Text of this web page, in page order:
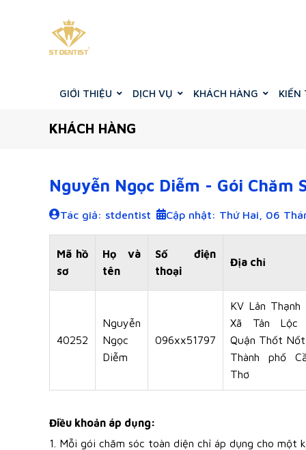
GIỚI THIỆU DỊCH VỤ KHÁCH HÀNG KIẾN
KHÁCH HÀNG
Nguyễn Ngọc Diễm - Gói Chăm
Tác giả: stdentist Cập nhật: Thứ Hai, 06
Mã hồ
sơ
Họ và
tên
Số điện
thoại
Địa chỉ
40252
Nguyễn
Ngọc
Diễm
096xx51797
KV Lân Thạnh
Xã Tân
Quận Thốt
Thành phố
Thơ
Điều khoản áp dụng:
1. Mỗi gói chăm sóc toàn diện chỉ áp dụng cho một